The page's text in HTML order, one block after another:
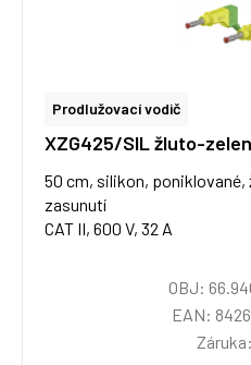
Prodlužovací vodič
XZG425/SIL žluto-
50 cm, silikon,
zasunutí
CAT II, 600 V, 32 A
OBJ:
EAN: